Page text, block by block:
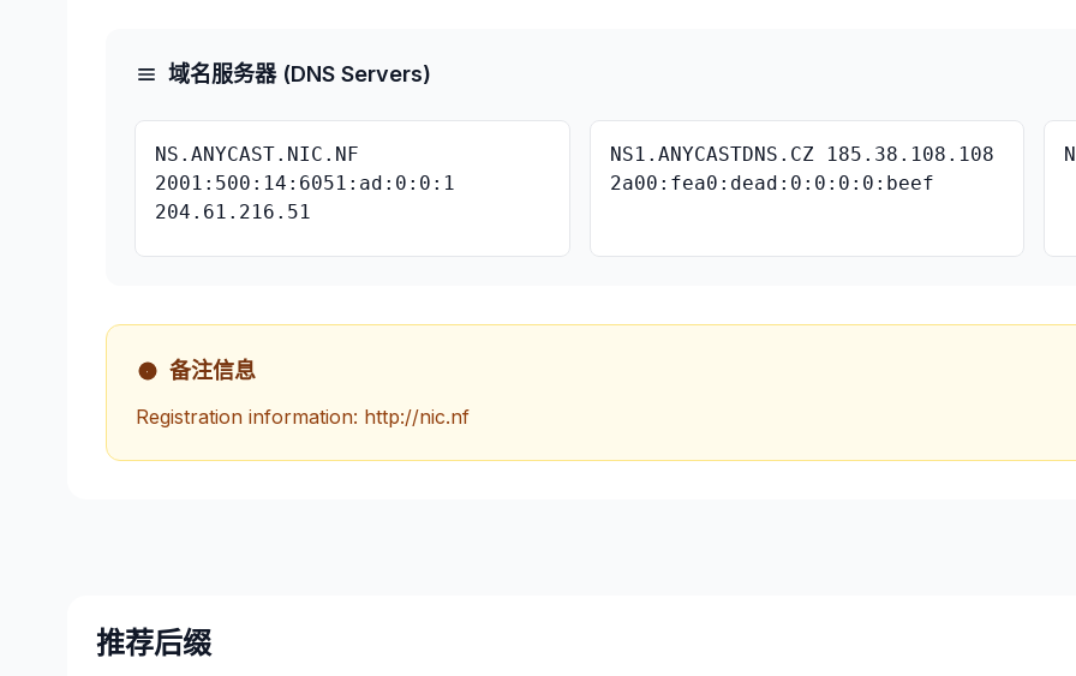
域名服务器 (DNS Servers)
NS.ANYCAST.NIC.NF
2001:500:14:6051:ad:0:0:1
204.61.216.51
NS1.ANYCASTDNS.CZ 185.38.108.108
2a00:fea0:dead:0:0:0:0:beef
备注信息
Registration information: http://nic.nf
推荐后缀